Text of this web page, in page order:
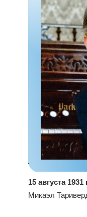
15 августа 1931
Микаэл